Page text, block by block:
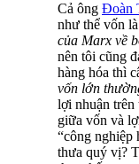
Cả ông Đoàn
như thể vốn
của Marx về
nên tôi cũng
hàng hóa thì
vốn lớn
lợi nhuận trên
giữa vốn và
“công
thưa quý vị?